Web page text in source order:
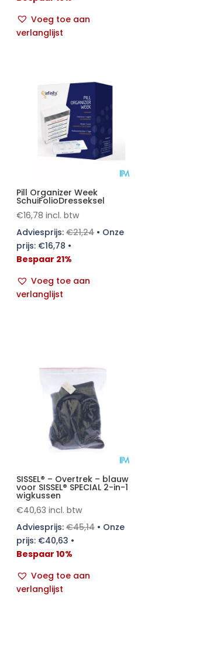
Voeg toe aan
verlanglijst
Pill Organizer Week
SchuiFolioDresseksel
€16,78 incl. btw
Adviesprijs: €21,24• Onze
prijs: €16,78 •
Bespaar 21%
Voeg toe aan
verlanglijst
SISSEL® – Overtrek – blauw
voor SISSEL® SPECIAL 2-in-1
wigkussen
€40,63 incl. btw
Adviesprijs: €45,14• Onze
prijs: €40,63 •
Bespaar 10%
Voeg toe aan
verlanglijst